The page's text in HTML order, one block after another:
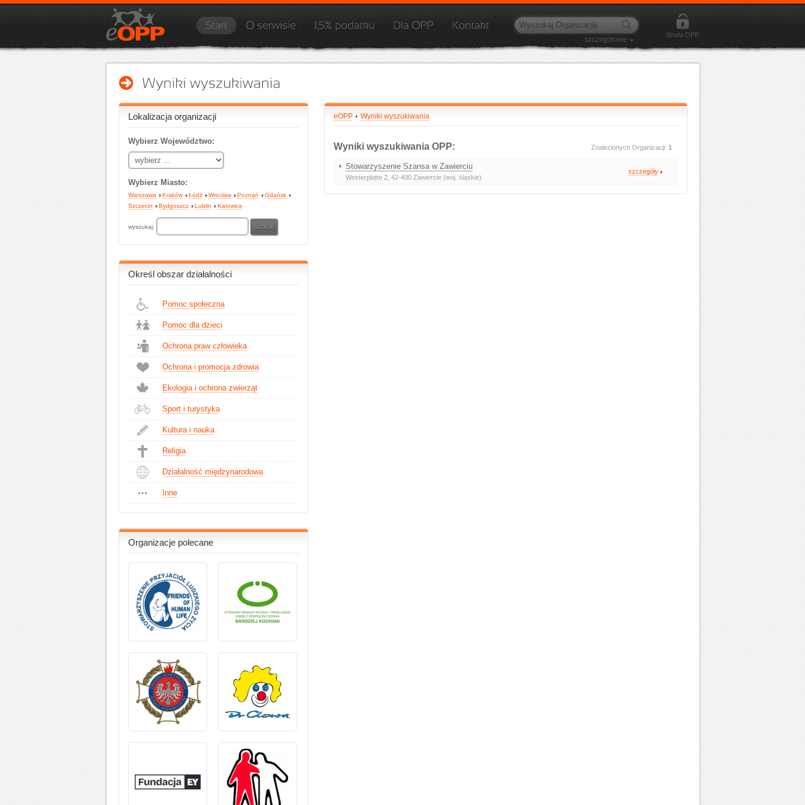
szczegółowe
Strefa OPP
Lokalizacja organizacji
Wybierz Województwo:
Wybierz Miasto:
Warszawa Kraków Łódź Wrocław Poznań
Gdańsk
Szczecin
Bydgoszcz Lublin Katowice
wyszukaj:
Określ obszar działalności
Pomoc społeczna
Pomoc dla dzieci
Ochrona praw człowieka
Ochrona i promocja zdrowia
Ekologia i ochrona zwierząt
Sport i turystyka
Kultura i nauka
Religia
Działalność międzynarodowa
Inne
Organizacje polecane
eOPP Wyniki wyszukiwania
Znalezionych Organizacji: 1
Wyniki wyszukiwania OPP:
Stowarzyszenie Szansa w Zawierciu
Westerplatte 2 , 42-400 Zawiercie (woj. śląskie)
szczegóły